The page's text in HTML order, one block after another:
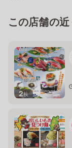
この店舗の
2枚